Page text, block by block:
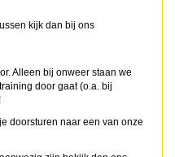
kijk dan bij ons
Alleen bij onweer staan we
door gaat (o.a. bij
doorsturen naar een van onze